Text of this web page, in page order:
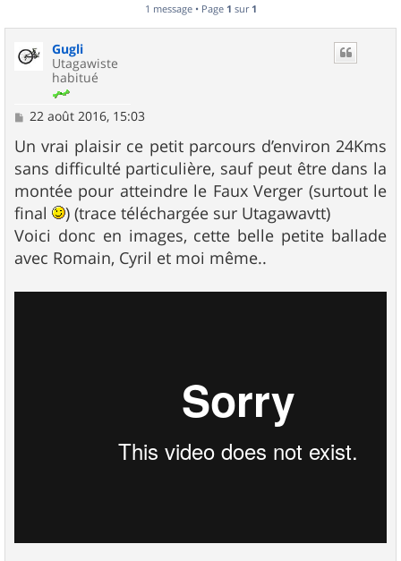
1 message • Page 1 sur 1
Gugli
Utagawiste
habitué
M
s
s
a
g
e
22 août 2016, 15:03
Un vrai plaisir ce petit parcours d’environ 24Kms
sans difficulté particulière, sauf peut être dans la
montée pour atteindre le Faux Verger (surtout le
final
) (trace téléchargée sur Utagawavtt)
Voici donc en images, cette belle petite ballade
avec Romain, Cyril et moi même..